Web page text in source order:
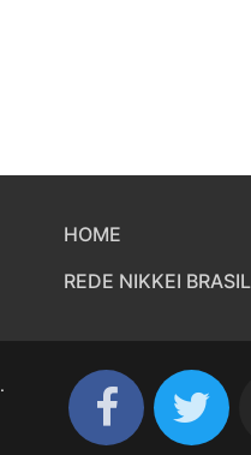
HOME
REDE NIKKEI BRASIL
.